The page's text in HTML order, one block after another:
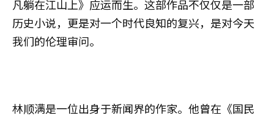
凡躺在江山上》应运而生。这部作品不仅仅是一部
历史小说，更是对一个时代良知的复兴，是对今天
我们的伦理审问。
林顺满是一位出身于新闻界的作家。他曾在《国民